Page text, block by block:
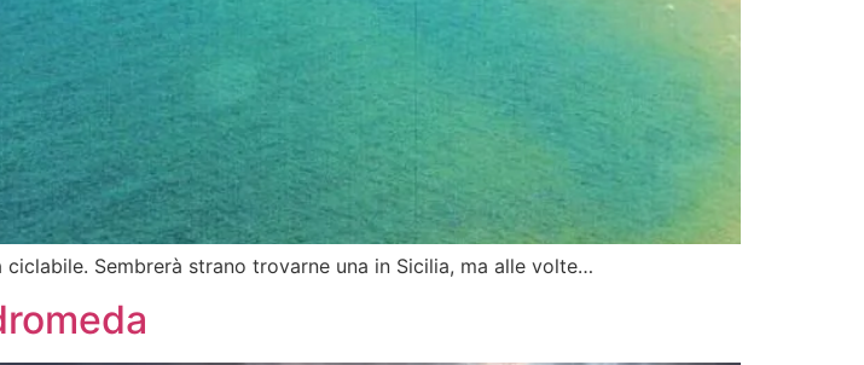
Sembrerà strano trovarne una in Sicilia, ma alle volte…